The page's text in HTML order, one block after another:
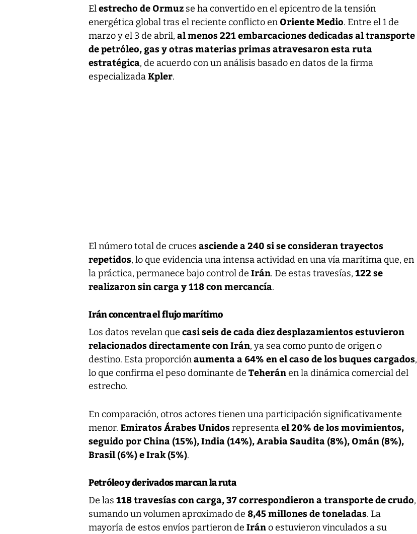
Elestrecho de Ormuz se ha convertido en el epicentro de la tensión
energética global tras el reciente conflicto en Oriente Medio. Entre el 1 de
marzo y el 3 de abril, al menos 221 embarcaciones dedicadas al transporte
de petróleo, gas y otras materias primas atravesaron esta ruta
estratégica, de acuerdo con un análisis basado en datos de la firma
especializadaKpler.
El número total de cruces asciende a 240 si se consideran trayectos
repetidos, lo que evidencia una intensa actividad en una vía marítima que, en
la práctica, permanece bajo control de Irán. De estas travesías, 122 se
realizaron sin carga y 118 con mercancía.
Irán concentra el flujo marítimo
Los datos revelan que casi seis de cada diez desplazamientos estuvieron
relacionados directamente con Irán, ya sea como punto de origen o
destino. Esta proporciónaumenta a 64% en el caso de los buques cargados,
lo que confirma el peso dominante de Teheránen la dinámica comercial del
estrecho.
En comparación, otros actores tienen una participación significativamente
menor. Emiratos Árabes Unidosrepresentael 20% de los movimientos,
seguido por China (15%), India (14%), Arabia Saudita (8%), Omán (8%),
Brasil (6%) e Irak (5%).
Petróleo y derivados marcan la ruta
De las 118 travesías con carga, 37 correspondieron a transporte de crudo,
sumando un volumen aproximado de 8,45 millones de toneladas. La
mayoría de estos envíos partieron de Iráno estuvieron vinculados a su